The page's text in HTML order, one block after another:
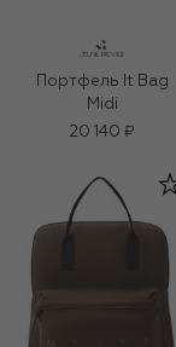
Портфель It Bag
Midi
20 140 ₽